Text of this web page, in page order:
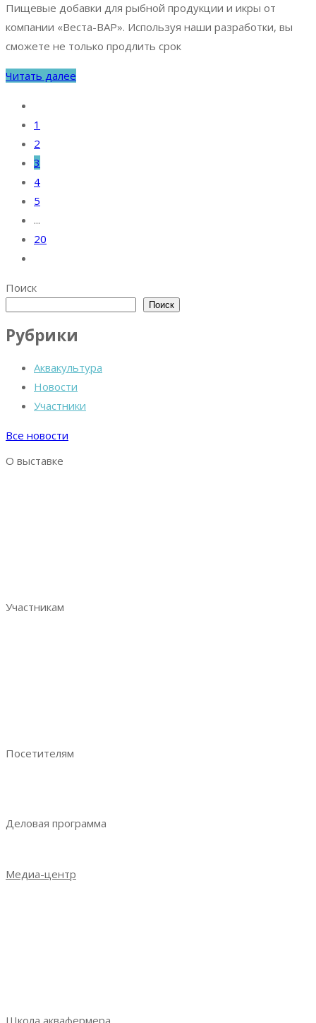
Пищевые добавки для рыбной продукции и икры от
компании «Веста-ВАР». Используя наши разработки, вы
сможете не только продлить срок
Читать далее
1
2
3
4
5
...
20
Поиск
Поиск
Рубрики
Аквакультура
Новости
Участники
Все новости
О выставке
Участникам
Посетителям
Деловая программа
Медиа-центр
Школа аквафермера